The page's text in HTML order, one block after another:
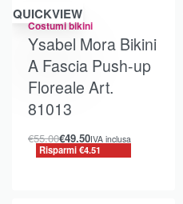
Risparmi €4.51
QUICKVIEW
Costumi bikini
Ysabel Mora Bikini
A Fascia Push-up
Floreale Art.
81013
€55.00€49.50IVA inclusa
Risparmi €4.51